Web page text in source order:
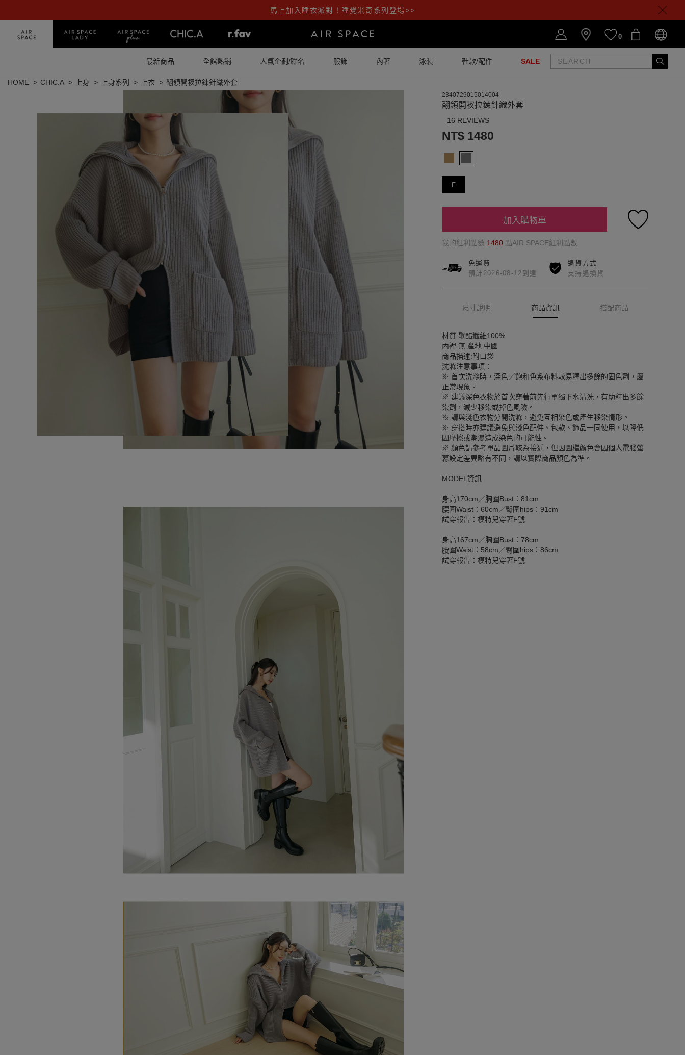
馬上加入睡衣派對！睡覺米奇系列登場>>
0
最新商品 全館熱銷 人氣企劃/聯名 服飾 內著 泳裝 鞋款/配件 SALE
HOME CHIC.A 上身 上身系列 上衣 翻領開衩拉鍊針織外套
2340729015014004
翻領開衩拉鍊針織外套
16 REVIEWS
NT$ 1480
F
加入購物車
我的紅利點數 1480 點AIR SPACE紅利點數
免運費
預計2026-08-12到達
退貨方式
支持退換貨
尺寸說明 商品資訊 搭配商品
材質:聚酯纖維100%
內裡:無 產地:中國
商品描述:附口袋
洗滌注意事項：
※ 首次洗滌時，深色／飽和色系布料較易釋出多餘的固色劑，屬
正常現象。
※ 建議深色衣物於首次穿著前先行單獨下水清洗，有助釋出多餘
染劑，減少移染或掉色風險。
※ 請與淺色衣物分開洗滌，避免互相染色或產生移染情形。
※ 穿搭時亦建議避免與淺色配件、包款、飾品一同使用，以降低
因摩擦或潮濕造成染色的可能性。
※ 顏色請參考單品圖片較為接近，但因圖檔顏色會因個人電腦螢
幕設定差異略有不同，請以實際商品顏色為準。
MODEL資訊
身高170cm／胸圍Bust：81cm
腰圍Waist：60cm／臀圍hips：91cm
試穿報告：模特兒穿著F號
身高167cm／胸圍Bust：78cm
腰圍Waist：58cm／臀圍hips：86cm
試穿報告：模特兒穿著F號